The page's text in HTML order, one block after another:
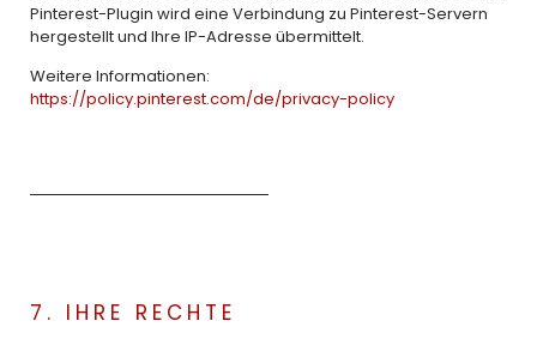
Pinterest-Plugin wird eine Verbindung zu Pinterest-Servern
hergestellt und Ihre IP-Adresse übermittelt.
Weitere Informationen:
https://policy.pinterest.com/de/privacy-policy
7. IHRE RECHTE